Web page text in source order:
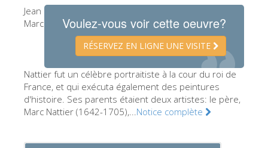
Les autres Musées
Le Musée national du Bargello
Galerie de l'Académie
La Galerie Palatine
Le Musée de San Marco
Voulez-vous voir cette oeuvre?
RÉSERVEZ EN LIGNE UNE VISITE
Jean
Marc
Nattier fut un célèbre portraitiste à la cour du roi de
France, et qui exécuta également des peintures
d'histoire. Ses parents étaient deux artistes: le père,
Marc Nattier (1642-1705),...Notice complète